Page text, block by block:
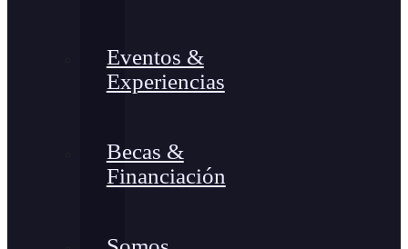
Eventos &
Experiencias
Becas &
Financiación